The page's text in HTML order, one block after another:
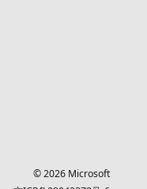
© 2026 Microsoft